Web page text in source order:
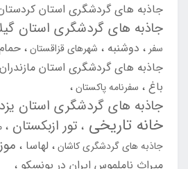
جاذبه های گردشگری استان
جاذبه های گردشگری استان
سفر دوشنبه شهرهای قزاقستان
جاذبه های گردشگری استان مازندران
باغ سفرنامه پاکستان
جاذبه های گردشگری استان یزد
خانه تاریخی تور ازبکستان
جاذبه های گردشگری کاشان
لهاسا
میراث ناملموس ایران در یونسکو